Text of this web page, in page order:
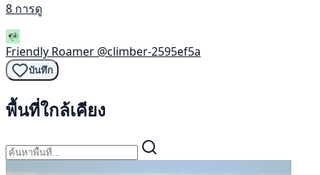
8 การดู
Friendly Roamer @climber-2595ef5a
บันทึก
พื้นที่ใกล้เคียง